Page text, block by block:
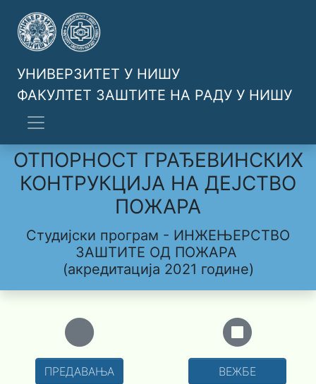
УНИВЕРЗИТЕТ У НИШУ
ФАКУЛТЕТ ЗАШТИТЕ НА РАДУ У НИШУ
ОТПОРНОСТ ГРАЂЕВИНСКИХ
КОНТРУКЦИЈА НА ДЕЈСТВО
ПОЖАРА
Студијски програм - ИНЖЕЊЕРСТВО
ЗАШТИТЕ ОД ПОЖАРА
(акредитација 2021 године)
ПРЕДАВАЊА ВЕЖБЕ